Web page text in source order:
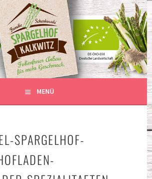
– ANBAU OHNE
MENÜ
SPARGELHOF-